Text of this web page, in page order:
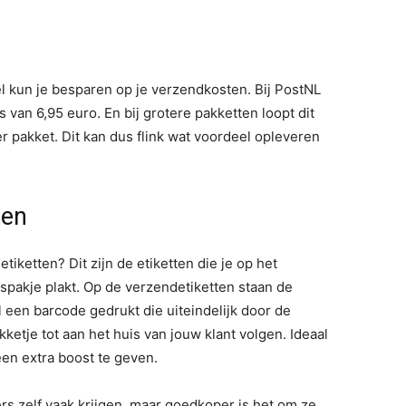
je besparen op je verzendkosten. Bij PostNL
van 6,95 euro. En bij grotere pakketten loopt dit
pakket. Dit kan dus flink wat voordeel opleveren
Dit zijn de etiketten die je op het
plakt. Op de verzendetiketten staan de
barcode gedrukt die uiteindelijk door de
tot aan het huis van jouw klant volgen. Ideaal
extra boost te geven.